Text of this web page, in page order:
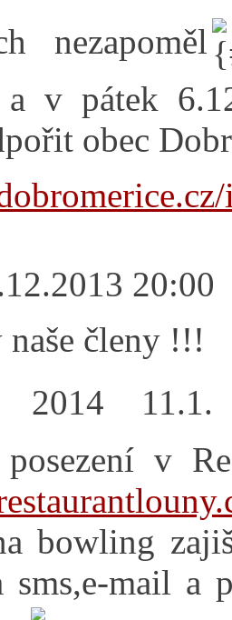
nezapoměl
a v pátek
obec
naše členy !!!
11.1.
v
bowling
sms,e-mail a